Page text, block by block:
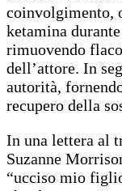
coinvolgimento,
ketamina
rimuovendo
dell’attore. In
autorità,
recupero della
In una lettera al
Suzanne
“ucciso mio